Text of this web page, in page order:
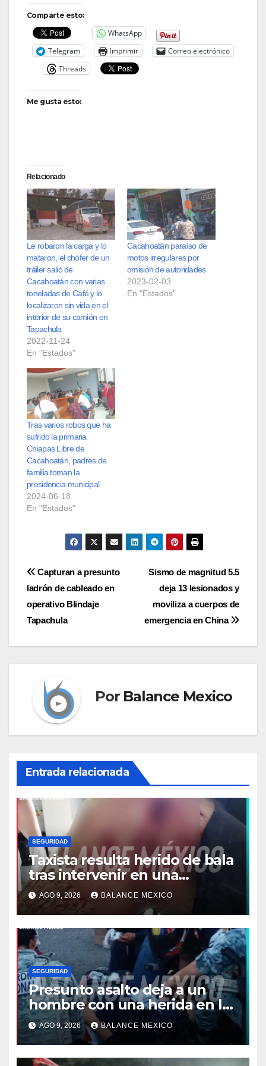
Comparte esto:
WhatsApp
Telegram
Imprimir
Correo electrónico
Threads
Me gusta esto:
Relacionado
Le robaron la carga y lo
mataron, el chófer de un
tráiler salió de
Cacahoatán con varias
toneladas de Café y lo
localizaron sin vida en el
interior de su camión en
Tapachula
2022-11-24
En "Estados"
Cacahoatán paraíso de
motos irregulares por
omisión de autoridades
2023-02-03
En "Estados"
Tras varios robos que ha
sufrido la primaria
Chiapas Libre de
Cacahoatán, padres de
familia toman la
presidencia municipal
2024-06-18
En "Estados"
Navegación
de
entradas
Sismo de magnitud 5.5
deja 13 lesionados y
moviliza a cuerpos de
emergencia en China
Capturan a presunto
ladrón de cableado en
operativo Blindaje
Tapachula
Por Balance Mexico
Entrada relacionada
SEGURIDAD
Taxista resulta herido de bala
tras intervenir en una
discusión en Puerto Madero
AGO 9, 2026 BALANCE MEXICO
SEGURIDAD
Presunto asalto deja a un
hombre con una herida en la
pierna en Colonia Solidaridad
2000, Tapachula
AGO 9, 2026 BALANCE MEXICO